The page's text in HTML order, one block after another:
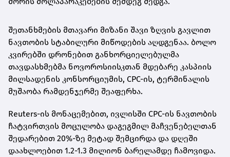
შეთანხმების მთავარი მიზანი შავი ზღვის გავლით
ნავთობის სტაბილური მიწოდების აღდგენაა. ბოლო
კვირებში დრონებით განხორციელებულმა
თავდასხმებმა ნოვოროსიისკთან მდებარე კასპიის
მილსადენის კონსორციუმის, CPC-ის, ტერმინალის
მუშაობა რამდენჯერმე შეაფერხა.
Reuters-ის მონაცემებით, ივლისში CPC-ის ნავთობის
ჩატვირთვის მოცულობა დაგეგმილ მაჩვენებელთან
შედარებით 20%-ზე მეტად შემცირდა და დღეში
დაახლოებით 1.2-1.3 მილიონ ბარელამდე ჩამოვიდა.